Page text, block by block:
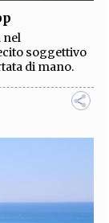
nel
soggettivo
di mano.